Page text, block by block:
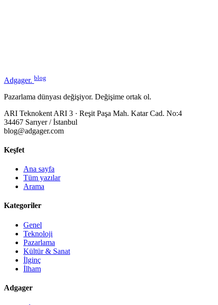
Adgager. blog
Pazarlama dünyası değişiyor. Değişime ortak ol.
ARI Teknokent ARI 3 · Reşit Paşa Mah. Katar Cad. No:4
34467 Sarıyer / İstanbul
blog@adgager.com
Keşfet
Ana sayfa
Tüm yazılar
Arama
Kategoriler
Genel
Teknoloji
Pazarlama
Kültür & Sanat
İlginç
İlham
Adgager